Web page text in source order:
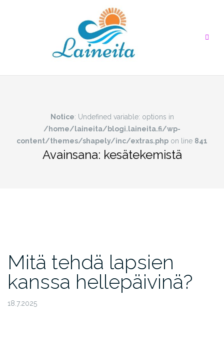
Notice: Undefined variable: options in
/home/laineita/blogi.laineita.fi/wp-
content/themes/shapely/inc/extras.php on line 841
Avainsana: kesätekemistä
Mitä tehdä lapsien
kanssa hellepäivinä?
18.7.2025